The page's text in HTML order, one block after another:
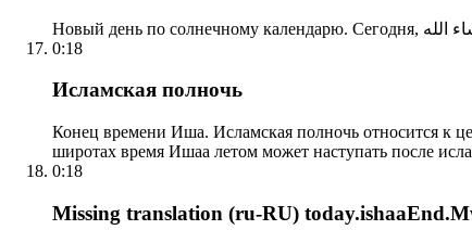
0:18
Исламская полночь
Конец времени Иша. Исламская полночь относится к
широтах время Ишаа летом может наступать после
0:18
Missing translation (ru-RU)